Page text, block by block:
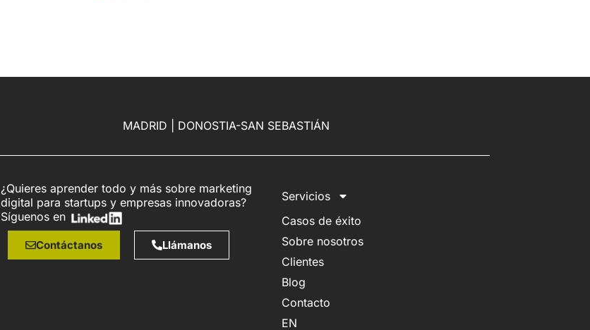
MADRID | DONOSTIA-SAN SEBASTIÁN
¿Quieres aprender todo y más sobre marketing
digital para startups y empresas innovadoras?
Síguenos en
Contáctanos Llámanos
Servicios
Casos de éxito
Sobre nosotros
Clientes
Blog
Contacto
EN